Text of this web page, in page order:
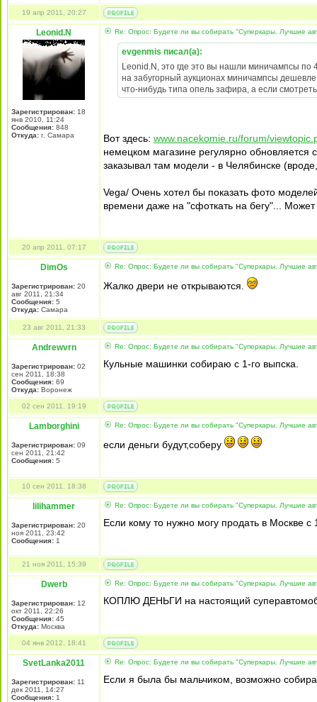
19 апр 2011, 20:27
Leonid.N
Зарегистрирован: 18
янв 2010, 11:24
Сообщения: 848
Откуда: г. Самара
Re: Опрос: Будете ли вы собирать "Суперкары. Лучшие
evgenmis писал(а):
Leonid.N, это где это вы нашли миничампсы
на забугорный аукционах миничампсы
что-нибудь типа опель зафира, а если
Вот здесь: www.nacekomie.ru/forum/
немецком магазине регулярно
заказывал там модели - в Челябинске
Vega/ Очень хотел бы показать фото
времени даже на "сфоткать на бегу"...
20 апр 2011, 07:17
DimOs
Зарегистрирован: 20
авг 2011, 21:34
Сообщения: 5
Откуда: Самара
Re: Опрос: Будете ли вы собирать "Суперкары. Лучшие
Жалко двери не открываются.
23 авг 2011, 21:33
Andrewvrn
Зарегистрирован: 02
сен 2011, 18:38
Сообщения: 69
Откуда: Воронеж
Re: Опрос: Будете ли вы собирать "Суперкары. Лучшие
Кульные машинки собираю с 1-го выпска.
02 сен 2011, 19:19
Lamborghini
Зарегистрирован: 09
сен 2011, 21:42
Сообщения: 5
Re: Опрос: Будете ли вы собирать "Суперкары. Лучшие
если деньги будут,соберу
10 сен 2011, 18:38
lilihammer
Зарегистрирован: 20
ноя 2011, 23:42
Сообщения: 1
Re: Опрос: Будете ли вы собирать "Суперкары. Лучшие
Если кому то нужно могу продать в Москве
21 ноя 2011, 15:39
Dwerb
Зарегистрирован: 12
окт 2011, 22:26
Сообщения: 45
Откуда: Москва
Re: Опрос: Будете ли вы собирать "Суперкары. Лучшие
КОПЛЮ ДЕНЬГИ на настоящий
04 янв 2012, 18:41
SvetLanka2011
Зарегистрирован: 11
дек 2011, 14:27
Сообщения: 1
Re: Опрос: Будете ли вы собирать "Суперкары. Лучшие
Если я была бы мальчиком, возможно